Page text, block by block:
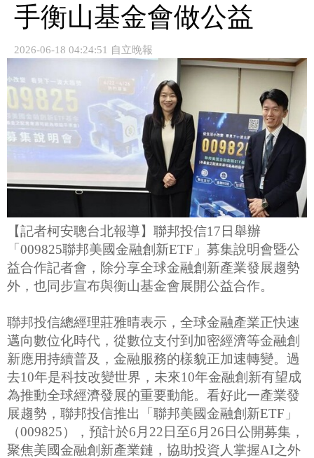
手衡山基金會做公益
2026-06-18 04:24:51 自立晚報
【記者柯安聰台北報導】聯邦投信17日舉辦
「009825聯邦美國金融創新ETF」募集說明會暨公
益合作記者會，除分享全球金融創新產業發展趨勢
外，也同步宣布與衡山基金會展開公益合作。
聯邦投信總經理莊雅晴表示，全球金融產業正快速
邁向數位化時代，從數位支付到加密經濟等金融創
新應用持續普及，金融服務的樣貌正加速轉變。過
去10年是科技改變世界，未來10年金融創新有望成
為推動全球經濟發展的重要動能。看好此一產業發
展趨勢，聯邦投信推出「聯邦美國金融創新ETF」
（009825），預計於6月22日至6月26日公開募集，
聚焦美國金融創新產業鏈，協助投資人掌握AI之外